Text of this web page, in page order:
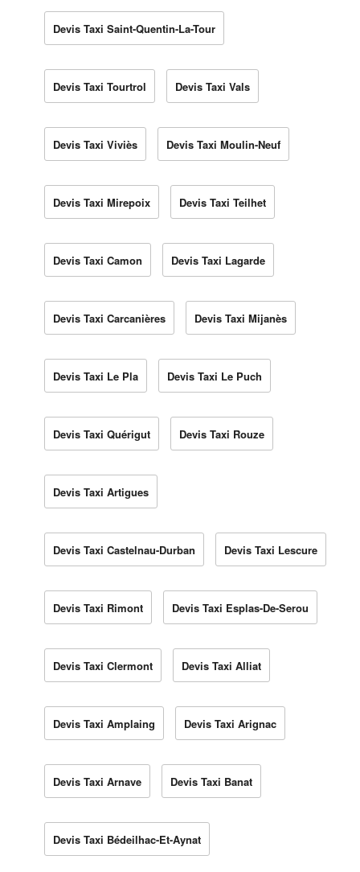
Devis Taxi Saint-Quentin-La-Tour
Devis Taxi Tourtrol Devis Taxi Vals
Devis Taxi Viviès Devis Taxi Moulin-Neuf
Devis Taxi Mirepoix Devis Taxi Teilhet
Devis Taxi Camon Devis Taxi Lagarde
Devis Taxi Carcanières Devis Taxi Mijanès
Devis Taxi Le Pla Devis Taxi Le Puch
Devis Taxi Quérigut Devis Taxi Rouze
Devis Taxi Artigues
Devis Taxi Castelnau-Durban Devis Taxi Lescure
Devis Taxi Rimont Devis Taxi Esplas-De-Serou
Devis Taxi Clermont Devis Taxi Alliat
Devis Taxi Amplaing Devis Taxi Arignac
Devis Taxi Arnave Devis Taxi Banat
Devis Taxi Bédeilhac-Et-Aynat